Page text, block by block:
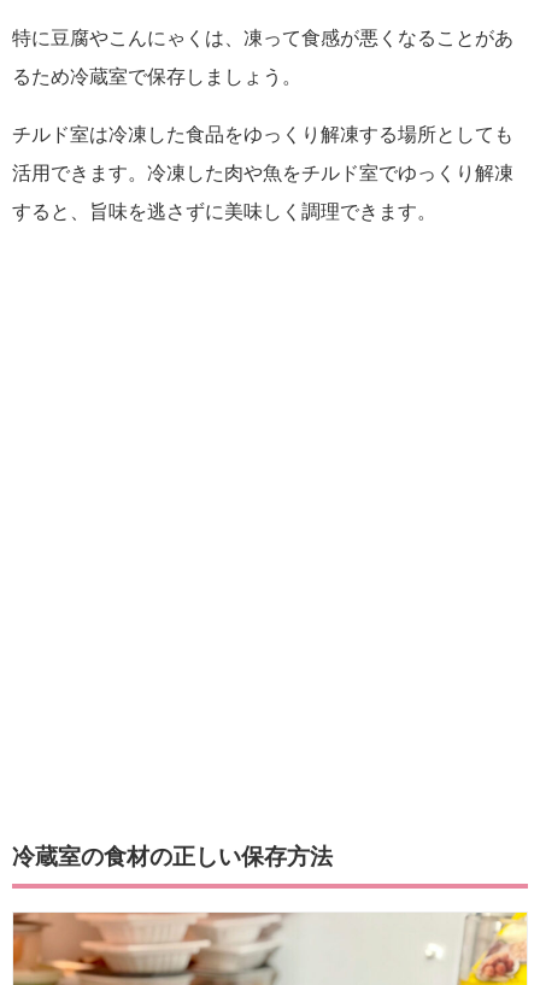
特に豆腐やこんにゃくは、凍って食感が悪くなることがあ
るため冷蔵室で保存しましょう。
チルド室は冷凍した食品をゆっくり解凍する場所としても
活用できます。冷凍した肉や魚をチルド室でゆっくり解凍
すると、旨味を逃さずに美味しく調理できます。
冷蔵室の食材の正しい保存方法